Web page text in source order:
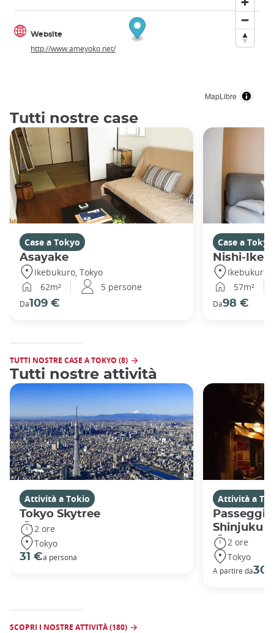
MapLibre
Website
http://www.ameyoko.net/
Tutti nostre case
Case a Tokyo
Asayake
Ikebukuro, Tokyo
62m²
5 persone
Da109 €
Case a Tokyo
Nishi-
Ikebukuro,
57m²
Da98 €
TUTTI NOSTRE CASE A TOKYO (8)
Tutti nostre attività
Attività a Tokio
Tokyo Skytree
2 ore
Tokyo
31 €a persona
Attività a
Shinjuku
2 ore
Tokyo
A partire da30
SCOPRI I NOSTRE ATTIVITÀ (180)